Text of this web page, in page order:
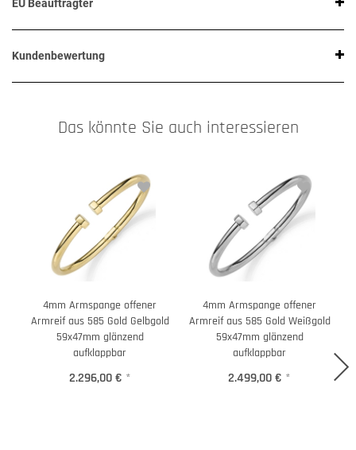
EU Beauftragter
Kundenbewertung
Das könnte Sie auch interessieren
4mm Armspange offener
Armreif aus 585 Gold Gelbgold
59x47mm glänzend
aufklappbar
2.296,00 € *
4mm Armspange offener
Armreif aus 585 Gold Weißgold
59x47mm glänzend
aufklappbar
2.499,00 € *